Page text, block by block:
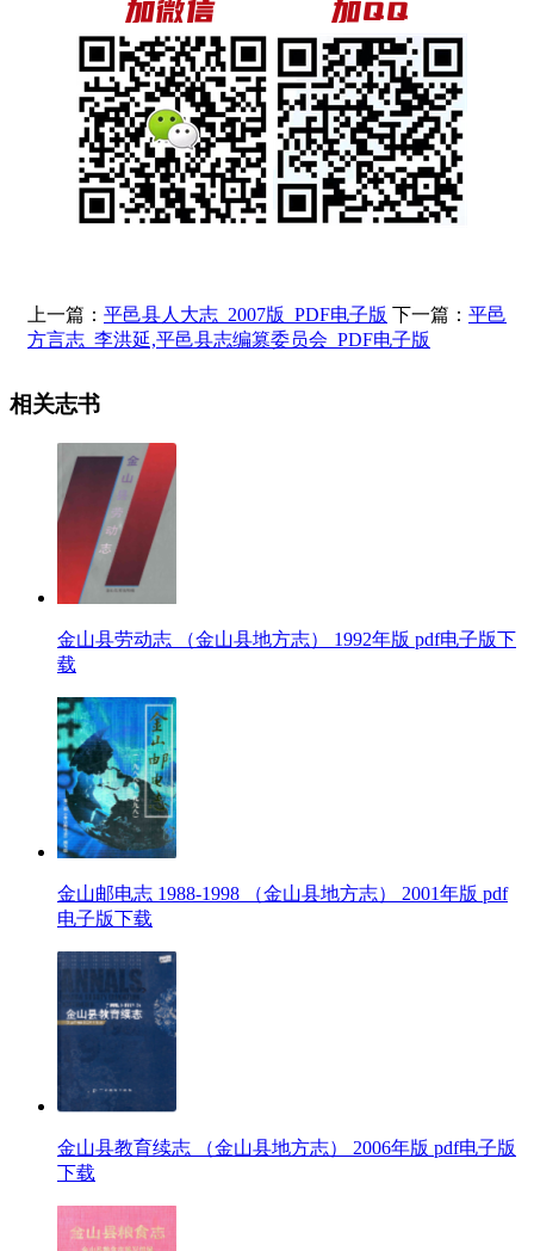
上一篇： 平邑县人大志_2007版_PDF电子版 下一篇： 平邑
方言志_李洪延,平邑县志编篡委员会_PDF电子版
相关志书
金山县劳动志 （金山县地方志） 1992年版 pdf电子版下
载
金山邮电志 1988-1998 （金山县地方志） 2001年版 pdf
电子版下载
金山县教育续志 （金山县地方志） 2006年版 pdf电子版
下载